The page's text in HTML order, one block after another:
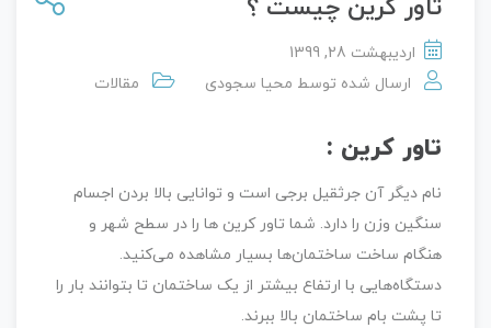
تاور کرین چیست ؟
اردیبهشت 28, 1399
ارسال شده توسط محیا سجودی مقالات
تاور کرین :
نام دیگر آن جرثقیل برجی است و توانایی بالا بردن اجسام
سنگین‌ وزن را دارد. شما تاور کرین ها را در سطح شهر و
هنگام ساخت ساختمان‌ها بسیار مشاهده می‌کنید.
دستگاه‌هایی با ارتفاع بیشتر از یک ساختمان تا بتوانند بار را
تا پشت بام ساختمان بالا ببرند.